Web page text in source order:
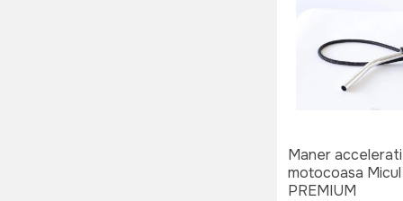
Maner
motocoasa
PREMIUM